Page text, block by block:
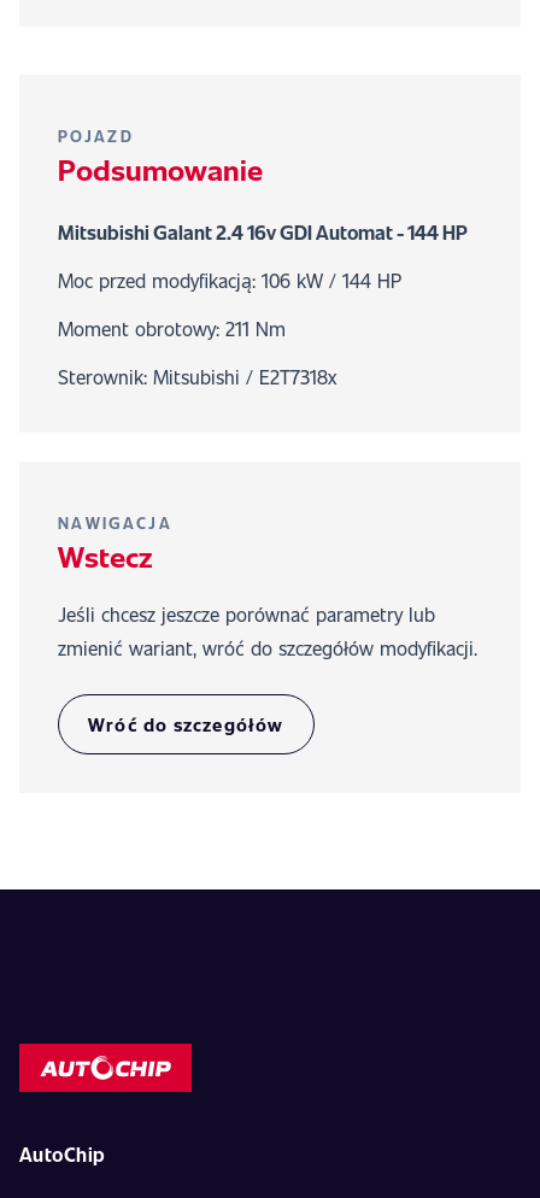
POJAZD
Podsumowanie
Mitsubishi Galant 2.4 16v GDI Automat - 144 HP
Moc przed modyfikacją: 106 kW / 144 HP
Moment obrotowy: 211 Nm
Sterownik: Mitsubishi / E2T7318x
NAWIGACJA
Wstecz
Jeśli chcesz jeszcze porównać parametry lub
zmienić wariant, wróć do szczegółów modyfikacji.
Wróć do szczegółów
AutoChip